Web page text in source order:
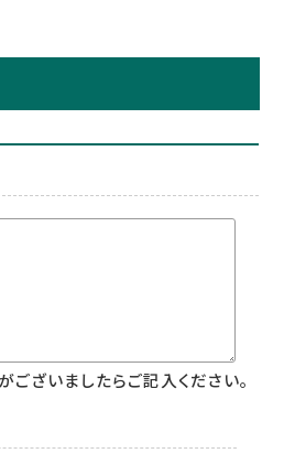
ざいましたらご記入ください。